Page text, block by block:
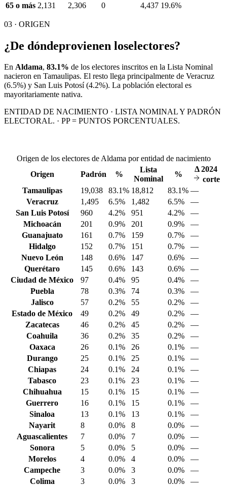
65 o más 2,131 2,306 0 4,437 19.6%
03 · ORIGEN
¿De dóndeprovienen loselectores?
En Aldama, 83.1% de los electores inscritos en la Lista Nominal
nacieron en Tamaulipas. El resto llega principalmente de Veracruz
(6.5%) y San Luis Potosí (4.2%). La población electoral es
mayoritariamente nativa.
ENTIDAD DE NACIMIENTO · LISTA NOMINAL Y PADRÓN
ELECTORAL. · PP = PUNTOS PORCENTUALES.
Origen de los electores de Aldama por entidad de nacimiento
Origen
Padrón %
Lista
Nominal
%
Δ2024
corte
Tamaulipas
19,038 83.1% 18,812 83.1% —
Veracruz
1,495 6.5% 1,482 6.5%
—
San Luis Potosí
960 4.2% 951 4.2%
—
Michoacán
201 0.9% 201 0.9%
—
Guanajuato
161 0.7% 159 0.7%
—
Hidalgo
152 0.7% 151 0.7%
—
Nuevo León
148 0.6% 147 0.6%
—
Querétaro
145 0.6% 143 0.6%
—
Ciudad de México
97 0.4% 95 0.4%
—
Puebla
78 0.3% 74 0.3%
—
Jalisco
57 0.2% 55 0.2%
—
Estado de México
49 0.2% 49 0.2%
—
Zacatecas
46 0.2% 45 0.2%
—
Coahuila
36 0.2% 35 0.2%
—
Oaxaca
26 0.1% 26 0.1%
—
Durango
25 0.1% 25 0.1%
—
Chiapas
24 0.1% 24 0.1%
—
Tabasco
23 0.1% 23 0.1%
—
Chihuahua
15 0.1% 15 0.1%
—
Guerrero
16 0.1% 15 0.1%
—
Sinaloa
13 0.1% 13 0.1%
—
Nayarit
8 0.0% 8 0.0%
—
Aguascalientes
7 0.0% 7 0.0%
—
Sonora
5 0.0% 5 0.0%
—
Morelos
4 0.0% 4 0.0%
—
Campeche
3 0.0% 3 0.0%
—
Colima
3 0.0% 3 0.0% —